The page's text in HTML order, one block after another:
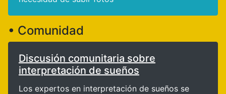
• Comunidad
Discusión comunitaria sobre
interpretación de sueños
Los expertos en interpretación de sueños se